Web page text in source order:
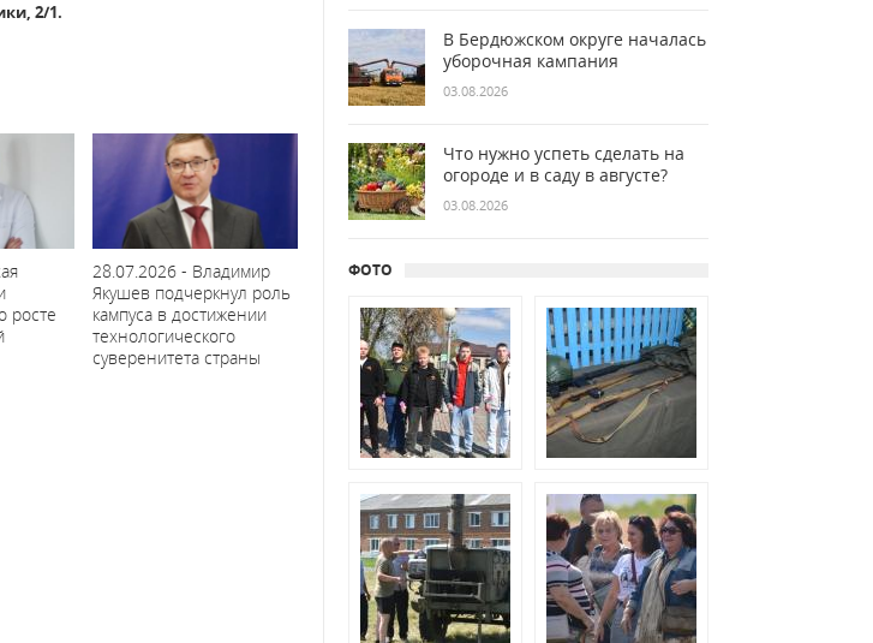
2/1.
росте
28.07.2026 - Владимир
Якушев подчеркнул роль
кампуса в достижении
технологического
суверенитета страны
В Бердюжском округе началась
уборочная кампания
03.08.2026
Что нужно успеть сделать на
огороде и в саду в августе?
03.08.2026
ФОТО